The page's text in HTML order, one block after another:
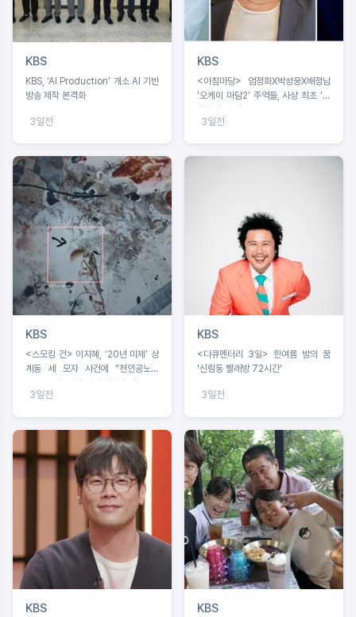
KBS
KBS, ‘AI Production’ 개소 AI 기반
방송 제작 본격화
3일전
KBS
<아침마당> 엄정화X박성웅X배정남
‘오케이 마담2’ 주역들, 사상 최초 ‘아
침마당’ 출격!
3일전
KBS
<스모킹 건> 이지혜, ‘20년 미제’ 상
계동 세 모자 사건에 “천인공노할
3일전
KBS
<다큐멘터리 3일> 한여름 방의 꿈
'신림동 빨래방 72시간'
3일전
KBS KBS